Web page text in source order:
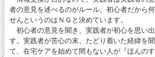
者の意見を述べるのがルール。初心者だから
せんというのはＮＧと決めています。
初心者の意見を聞き、実践者が初心を思い
す。実践者が苦心の末、たどり着いた経緯を
て、在宅ケアを始めて間もない人が『ほんの